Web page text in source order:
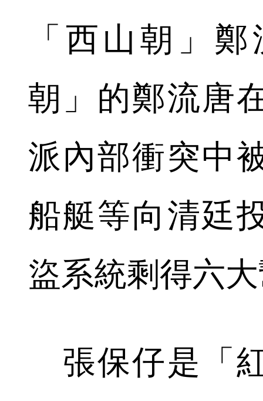
「西山朝」
朝」的鄭流唐
派內部衝突中
船艇等向清廷
盜系統剩得六
張保仔是「